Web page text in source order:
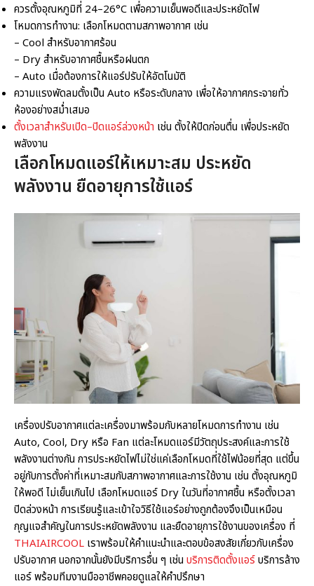
ควรตั้งอุณหภูมิที่ 24–26°C เพื่อความเย็นพอดีและประหยัดไฟ
โหมดการทำงาน: เลือกโหมดตามสภาพอากาศ เช่น
– Cool สำหรับอากาศร้อน
– Dry สำหรับอากาศชื้นหรือฝนตก
– Auto เมื่อต้องการให้แอร์ปรับให้อัตโนมัติ
ความแรงพัดลมตั้งเป็น Auto หรือระดับกลาง เพื่อให้อากาศกระจายทั่ว
ห้องอย่างสม่ำเสมอ
ตั้งเวลาสำหรับเปิด–ปิดแอร์ล่วงหน้า เช่น ตั้งให้ปิดก่อนตื่น เพื่อประหยัด
พลังงาน
เลือกโหมดแอร์ให้เหมาะสม ประหยัด
พลังงาน ยืดอายุการใช้แอร์
เครื่องปรับอากาศแต่ละเครื่องมาพร้อมกับหลายโหมดการทำงาน เช่น
Auto, Cool, Dry หรือ Fan แต่ละโหมดแอร์มีวัตถุประสงค์และการใช้
พลังงานต่างกัน การประหยัดไฟไม่ใช่แค่เลือกโหมดที่ใช้ไฟน้อยที่สุด แต่ขึ้น
อยู่กับการตั้งค่าที่เหมาะสมกับสภาพอากาศและการใช้งาน เช่น ตั้งอุณหภูมิ
ให้พอดี ไม่เย็นเกินไป เลือกโหมดแอร์ Dry ในวันที่อากาศชื้น หรือตั้งเวลา
ปิดล่วงหน้า การเรียนรู้และเข้าใจวิธีใช้แอร์อย่างถูกต้องจึงเป็นเหมือน
กุญแจสำคัญในการประหยัดพลังงาน และยืดอายุการใช้งานของเครื่อง ที่
THAIAIRCOOL เราพร้อมให้คำแนะนำและตอบข้อสงสัยเกี่ยวกับเครื่อง
ปรับอากาศ นอกจากนั้นยังมีบริการอื่น ๆ เช่น บริการติดตั้งแอร์บริการล้าง
แอร์ พร้อมทีมงานมืออาชีพคอยดูแลให้คำปรึกษา